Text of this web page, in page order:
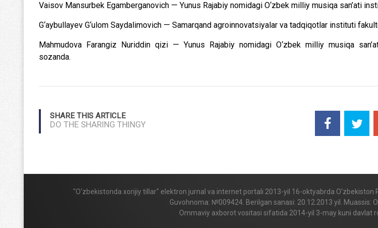
Vaisov Mansurbek Egamberganovich — Yunus Rajabiy nomidagi O‘zbek milliy musiqa san’ati
G‘aybullayev G‘ulom Saydalimovich — Samarqand agroinnovatsiyalar va tadqiqotlar instituti
Mahmudova Farangiz Nuriddin qizi — Yunus Rajabiy nomidagi O‘zbek milliy musiqa
sozanda.
SHARE THIS ARTICLE
DO THE SHARING THINGY
"O‘zbekistonda xorijiy tillar" elektron jurnal va internet portali 2013-yil 16-oktyabrda
Guvohnoma: №009424. Berilgan sanasi: 20.12.2013 yil. Muassis:
Ommaviy axborot vositasi sifatida 2014-yil 3-may kuni davlat